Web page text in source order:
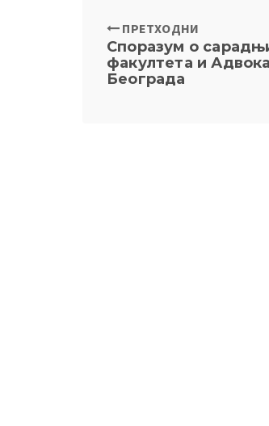
ПРЕТХОДНИ
Споразум о
факултета и
Београда